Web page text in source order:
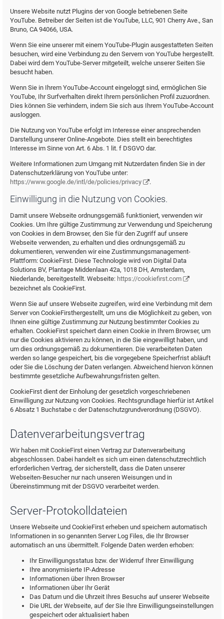
Unsere Website nutzt Plugins der von Google betriebenen Seite
YouTube. Betreiber der Seiten ist die YouTube, LLC, 901 Cherry Ave., San
Bruno, CA 94066, USA.
Wenn Sie eine unserer mit einem YouTube-Plugin ausgestatteten Seiten
besuchen, wird eine Verbindung zu den Servern von YouTube hergestellt.
Dabei wird dem YouTube-Server mitgeteilt, welche unserer Seiten Sie
besucht haben.
Wenn Sie in Ihrem YouTube-Account eingeloggt sind, ermöglichen Sie
YouTube, Ihr Surfverhalten direkt Ihrem persönlichen Profil zuzuordnen.
Dies können Sie verhindern, indem Sie sich aus Ihrem YouTube-Account
ausloggen.
Die Nutzung von YouTube erfolgt im Interesse einer ansprechenden
Darstellung unserer Online-Angebote. Dies stellt ein berechtigtes
Interesse im Sinne von Art. 6 Abs. 1 lit. f DSGVO dar.
Weitere Informationen zum Umgang mit Nutzerdaten finden Sie in der
Datenschutzerklärung von YouTube unter:
https://www.google.de/intl/de/policies/privacy
.
Einwilligung in die Nutzung von Cookies.
Damit unsere Webseite ordnungsgemäß funktioniert, verwenden wir
Cookies. Um Ihre gültige Zustimmung zur Verwendung und Speicherung
von Cookies in dem Browser, den Sie für den Zugriff auf unsere
Webseite verwenden, zu erhalten und dies ordnungsgemäß zu
dokumentieren, verwenden wir eine Zustimmungsmanagement-
Plattform: CookieFirst. Diese Technologie wird von Digital Data
Solutions BV, Plantage Middenlaan 42a, 1018 DH, Amsterdam,
Niederlande, bereitgestellt. Webseite: https://cookiefirst.com
bezeichnet als CookieFirst.
Wenn Sie auf unsere Webseite zugreifen, wird eine Verbindung mit dem
Server von CookieFirsthergestellt, um uns die Möglichkeit zu geben, von
Ihnen eine gültige Zustimmung zur Nutzung bestimmter Cookies zu
erhalten. CookieFirst speichert dann einen Cookie in Ihrem Browser, um
nur die Cookies aktivieren zu können, in die Sie eingewilligt haben, und
um dies ordnungsgemäß zu dokumentieren. Die verarbeiteten Daten
werden so lange gespeichert, bis die vorgegebene Speicherfrist abläuft
oder Sie die Löschung der Daten verlangen. Abweichend hiervon können
bestimmte gesetzliche Aufbewahrungsfristen gelten.
CookieFirst dient der Einholung der gesetzlich vorgeschriebenen
Einwilligung zur Nutzung von Cookies. Rechtsgrundlage hierfür ist Artikel
6 Absatz 1 Buchstabe c der Datenschutzgrundverordnung (DSGVO).
Datenverarbeitungsvertrag
Wir haben mit CookieFirst einen Vertrag zur Datenverarbeitung
abgeschlossen. Dabei handelt es sich um einen datenschutzrechtlich
erforderlichen Vertrag, der sicherstellt, dass die Daten unserer
Webseiten-Besucher nur nach unseren Weisungen und in
Übereinstimmung mit der DSGVO verarbeitet werden.
Server-Protokolldateien
Unsere Webseite und CookieFirst erheben und speichern automatisch
Informationen in so genannten Server Log Files, die Ihr Browser
automatisch an uns übermittelt. Folgende Daten werden erhoben:
Ihr Einwilligungsstatus bzw. der Widerruf Ihrer Einwilligung
Ihre anonymisierte IP-Adresse
Informationen über Ihren Browser
Informationen über Ihr Gerät
Das Datum und die Uhrzeit Ihres Besuchs auf unserer Webseite
Die URL der Webseite, auf der Sie Ihre Einwilligungseinstellungen
gespeichert oder aktualisiert haben